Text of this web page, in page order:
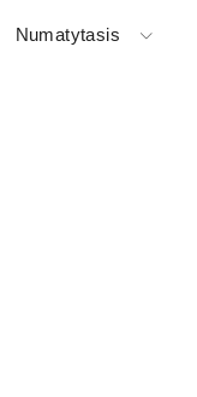
Numatytasis